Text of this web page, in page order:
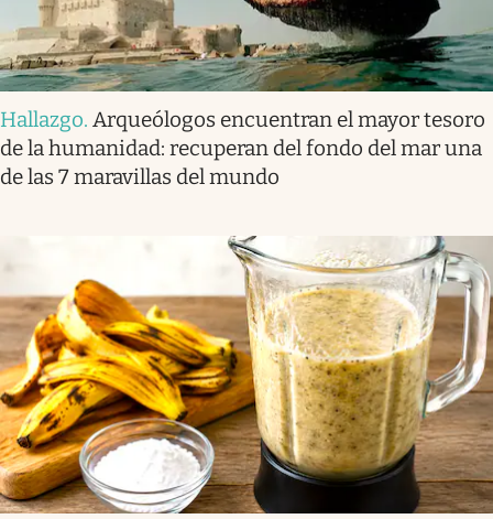
Hallazgo. Arqueólogos encuentran el mayor tesoro
de la humanidad: recuperan del fondo del mar una
de las 7 maravillas del mundo